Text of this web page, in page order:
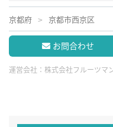
京都府 京都市西京区
お問合わせ
運営会社： 株式会社フルーツマ